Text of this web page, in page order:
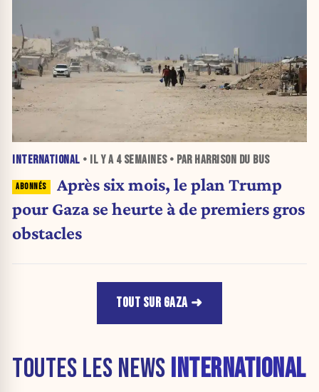
INTERNATIONAL • IL Y A 4 SEMAINES• PAR HARRISON DU BUS
Après six mois, le plan Trump
pour Gaza se heurte à de premiers gros
obstacles
TOUT SUR GAZA
TOUTES LES NEWS INTERNATIONAL